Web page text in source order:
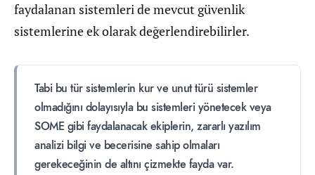
faydalanan sistemleri de mevcut güvenlik
sistemlerine ek olarak değerlendirebilirler.
Tabi bu tür sistemlerin kur ve unut türü sistemler
olmadığını dolayısıyla bu sistemleri yönetecek veya
SOME gibi faydalanacak ekiplerin, zararlı yazılım
analizi bilgi ve becerisine sahip olmaları
gerekeceğinin de altını çizmekte fayda var.